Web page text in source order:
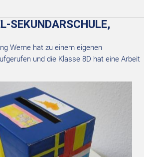
SEKUNDARSCHULE,
Werne hat zu einem eigenen
und die Klasse 8D hat eine Arbeit